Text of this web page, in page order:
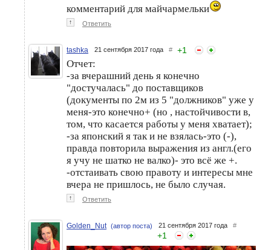
комментарий для майчармельки
↑ Ответить
tashka 21 сентября 2017 года # +1
Отчет:
-за вчерашний день я конечно
"достучалась" до поставщиков
(документы по 2м из 5 "должников" уже у
меня-это конечно+ (но , настойчивости в,
том, что касается работы у меня хватает);
-за японский я так и не взялась-это (-),
правда повторила выражения из англ.(его
я учу не шатко не валко)- это всё же +.
-отстаивать свою правоту и интересы мне
вчера не пришлось, не было случая.
↑ Ответить
Golden_Nut (автор поста) 21 сентября 2017 года #
+1